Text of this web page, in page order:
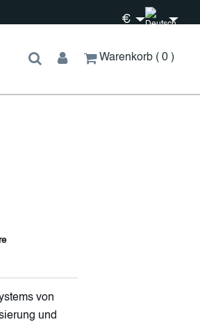
€
Warenkorb 0
von
und